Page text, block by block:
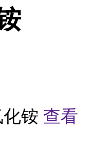
铵 查看